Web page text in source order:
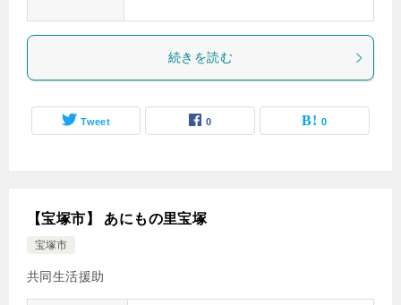
続きを読む
Tweet 0 0
【宝塚市】 あにもの里宝塚
宝塚市
共同生活援助